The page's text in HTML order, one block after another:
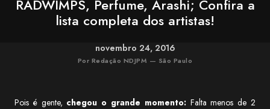
RADWIMPS, Perfume, Arashi; Confira a
lista completa dos artistas!
novembro 24, 2016
Por Redação NDJPM — São Paulo
Pois é gente, chegou o grande momento:Falta menos de 2